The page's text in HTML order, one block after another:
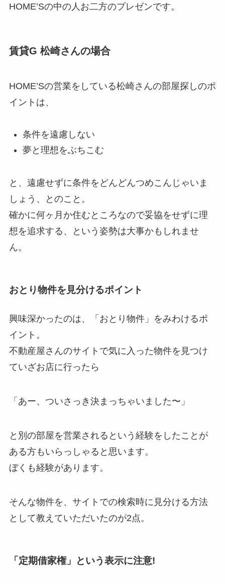
HOME’Sの中の人お二方のプレゼンです。
賃貸G 松崎さんの場合
HOME’Sの営業をしている松崎さんの部屋探しのポ
イントは、
条件を遠慮しない
夢と理想をぶちこむ
と、遠慮せずに条件をどんどんつめこんじゃいま
しょう、とのこと。
確かに何ヶ月か住むところなので妥協をせずに理
想を追求する、という姿勢は大事かもしれませ
ん。
おとり物件を見分けるポイント
興味深かったのは、「おとり物件」をみわけるポ
イント。
不動産屋さんのサイトで気に入った物件を見つけ
ていざお店に行ったら
「あー、ついさっき決まっちゃいました〜」
と別の部屋を営業されるという経験をしたことが
ある方もいらっしゃると思います。
ぼくも経験があります。
そんな物件を、サイトでの検索時に見分ける方法
として教えていただいたのが2点。
「定期借家権」という表示に注意!